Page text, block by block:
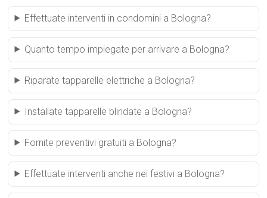
Effettuate interventi in condomini a Bologna?
Quanto tempo impiegate per arrivare a Bologna?
Riparate tapparelle elettriche a Bologna?
Installate tapparelle blindate a Bologna?
Fornite preventivi gratuiti a Bologna?
Effettuate interventi anche nei festivi a Bologna?